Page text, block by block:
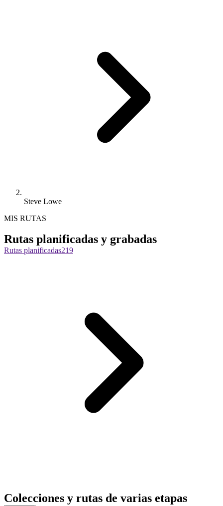
Steve Lowe
MIS RUTAS
Rutas planificadas y grabadas
Rutas planificadas219
Colecciones y rutas de varias etapas